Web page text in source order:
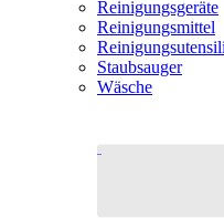
Reinigungsgeräte
Reinigungsmittel
Staubsauger
Wäsche